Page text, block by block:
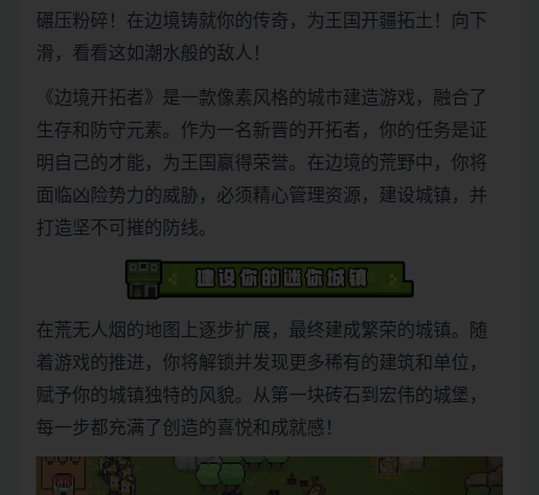
碾压粉碎！在边境铸就你的传奇，为王国开疆拓土！向下
滑，看看这如潮水般的敌人！
《边境开拓者》是一款像素风格的城市建造游戏，融合了
生存和防守元素。作为一名新晋的开拓者，你的任务是证
明自己的才能，为王国赢得荣誉。在边境的荒野中，你将
面临凶险势力的威胁，必须精心管理资源，建设城镇，并
打造坚不可摧的防线。
在荒无人烟的地图上逐步扩展，最终建成繁荣的城镇。随
着游戏的推进，你将解锁并发现更多稀有的建筑和单位，
赋予你的城镇独特的风貌。从第一块砖石到宏伟的城堡，
每一步都充满了创造的喜悦和成就感！